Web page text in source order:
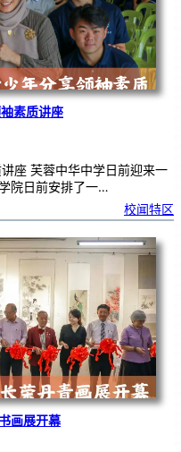
素质讲座
座 芙蓉中华中学日前迎来一
院日前安排了一…
校闻特区
画展开幕